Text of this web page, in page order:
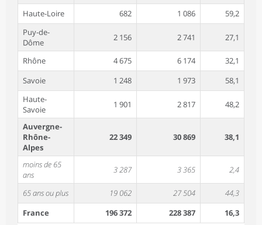
Haute-Loire
682 1 086
59,2
Puy-de-
Dôme
2 156 2 741 27,1
Rhône 4 675 6 174
32,1
Savoie
1 248 1 973
58,1
Haute-
Savoie
1 901 2 817 48,2
Auvergne-
Rhône-
Alpes
22 349 30 869 38,1
moins de 65
ans
3 287 3 365 2,4
65 ans ou plus 19 062 27 504
44,3
France
196 372 228 387
16,3